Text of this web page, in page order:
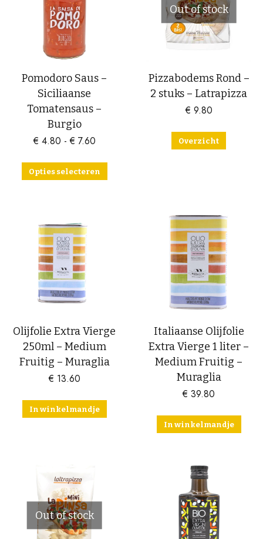
Pomodoro Saus –
Siciliaanse
Tomatensaus –
Burgio
€ 4.80 - € 7.60Prijsklasse:
tot
€ 7.60
Opties selecteren
product
Out of stock
Pizzabodems Rond –
2 stuks – Latrapizza
€ 9.80
Overzicht
Olijfolie Extra Vierge
250ml – Medium
Fruitig – Muraglia
€ 13.60
In winkelmandje
Italiaanse Olijfolie
Extra Vierge 1 liter –
Medium Fruitig –
Muraglia
€ 39.80
In winkelmandje
Out of stock